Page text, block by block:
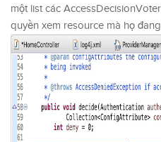
một list các
quyền xem resource mà họ